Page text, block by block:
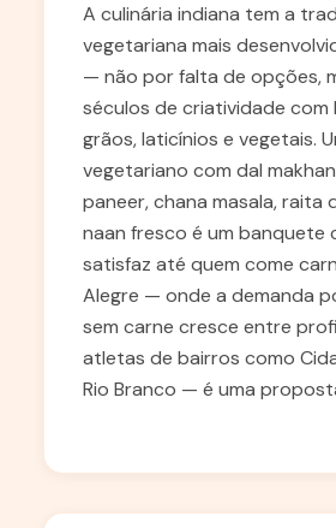
A culinária indiana tem a
vegetariana mais
— não por falta de opções,
séculos de criatividade com
grãos, laticínios e vegetais.
vegetariano com dal
paneer, chana masala, raita
naan fresco é um banquete
satisfaz até quem come
Alegre — onde a demanda
sem carne cresce entre
atletas de bairros como
Rio Branco — é uma